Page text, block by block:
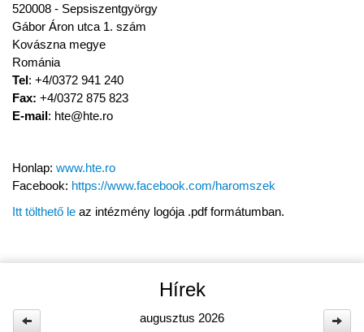
520008 - Sep­si­szent­györgy
Gábor Áron utca 1. szám
Kovászna megye
Romá­nia
Tel: +4/0372 941 240
Fax: +4/0372 875 823
E-mail: hte@hte.ro
Honlap: www.hte.ro
Facebook: https://www.facebook.com/haromszek
Itt tölthető le az intézmény logója .pdf formátumban.
Hírek
augusztus 2026